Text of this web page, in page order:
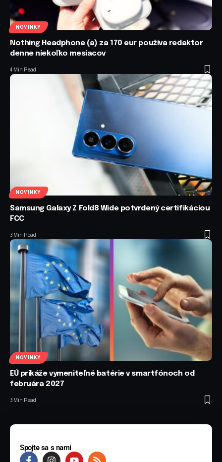
NOVINKY
Nothing Headphone (a) za 170 eur používa redaktor
denne niekoľko mesiacov
4 Min Read
NOVINKY
Samsung Galaxy Z Fold8 Wide potvrdený certifikáciou
FCC
3 Min Read
NOVINKY
EÚ prikáže vymeniteľné batérie v smartfónoch od
februára 2027
3 Min Read
Spojte sa s nami